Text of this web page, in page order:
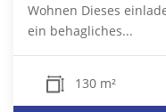
Wohnen Dieses
ein behagliches...
130 m²